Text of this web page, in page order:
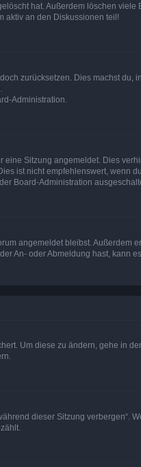
hat. Außerdem löschen
aktiv an den Diskussionen teil!
zurücksetzen. Dies machst du,
Administration.
Sitzung angemeldet. Dies
ist nicht empfehlenswert, wenn
Board-Administration
angemeldet bleibst.
An- oder Abmeldung hast, kann
Um diese zu ändern, gehe in
dieser Sitzung verbergen“.